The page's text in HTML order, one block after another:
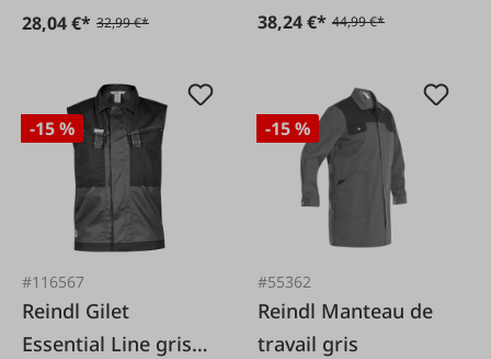
28,04 €* 32,99 €* 38,24 €* 44,99 €*
-15 %
#116567
Reindl Gilet
Essential Line gris
-15 %
#55362
Reindl Manteau de
travail gris